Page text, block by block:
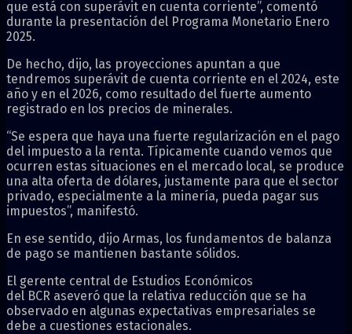
que está con superávit en cuenta corriente”, comentó
durante la presentación del Programa Monetario Enero
2025.
De hecho, dijo, las proyecciones apuntan a que
tendremos superávit de cuenta corriente en el 2024, este
año y en el 2026, como resultado del fuerte aumento
registrado en los precios de minerales.
“Se espera que haya una fuerte regularización en el pago
del impuesto a la renta. Típicamente cuando vemos que
ocurren estas situaciones en el mercado local, se produce
una alta oferta de dólares, justamente para que el sector
privado, especialmente a la minería, pueda pagar sus
impuestos”, manifestó.
En ese sentido, dijo Armas, los fundamentos de balanza
de pago se mantienen bastante sólidos.
El gerente central de Estudios Económicos
del BCR aseveró que la relativa reducción que se ha
observado en algunas expectativas empresariales se
debe a cuestiones estacionales.